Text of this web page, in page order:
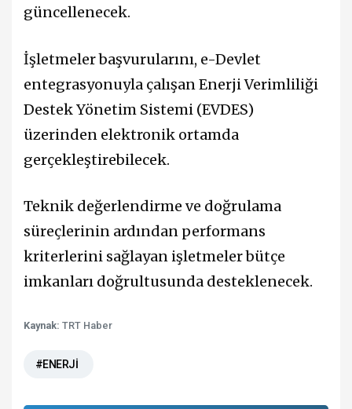
güncellenecek.
İşletmeler başvurularını, e-Devlet
entegrasyonuyla çalışan Enerji Verimliliği
Destek Yönetim Sistemi (EVDES)
üzerinden elektronik ortamda
gerçekleştirebilecek.
Teknik değerlendirme ve doğrulama
süreçlerinin ardından performans
kriterlerini sağlayan işletmeler bütçe
imkanları doğrultusunda desteklenecek.
Kaynak: TRT Haber
#ENERJİ